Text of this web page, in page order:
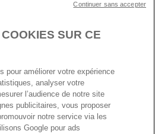
Click & Collect
et l'importateur
2026 Pandora
SUR CE
pour améliorer votre expérience
analyser votre
l’audience de notre site
publicitaires, vous proposer
notre service via les
Google pour ads
Continuer sans accepter